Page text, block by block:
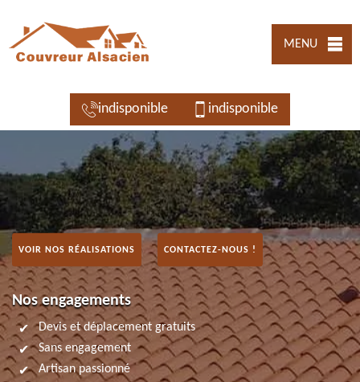
MENU
indisponible indisponible
VOIR NOS RÉALISATIONS CONTACTEZ-NOUS !
Nos engagements
Devis et déplacement gratuits
Sans engagement
Artisan passionné